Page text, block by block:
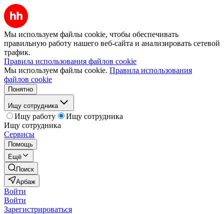
Мы используем файлы cookie, чтобы обеспечивать
правильную работу нашего веб-сайта и анализировать сетевой
трафик.
Правила использования файлов cookie
Мы используем файлы cookie. Правила использования
файлов cookie
Понятно
Ищу сотрудника
Ищу работу
Ищу сотрудника
Ищу сотрудника
Сервисы
Помощь
Ещё
Поиск
Арбаж
Войти
Войти
Зарегистрироваться